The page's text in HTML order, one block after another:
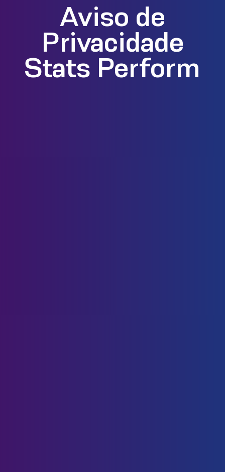
Aviso de
Privacidade
Stats Perform